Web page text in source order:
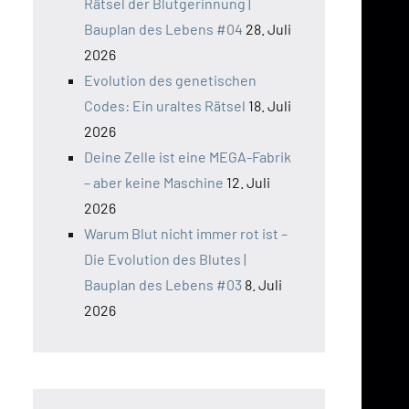
Bauplan des Lebens #04 28. Juli
2026
Evolution des genetischen
Codes: Ein uraltes Rätsel 18. Juli
2026
Deine Zelle ist eine MEGA-Fabrik
– aber keine Maschine 12. Juli
2026
Warum Blut nicht immer rot ist –
Die Evolution des Blutes |
Bauplan des Lebens #03 8. Juli
2026